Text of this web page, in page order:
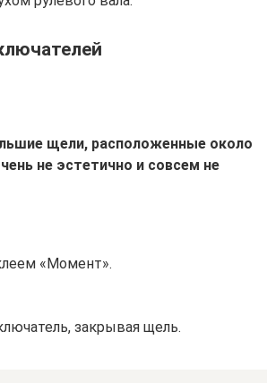
щели, расположенные около
не эстетично и совсем не
«Момент».
закрывая щель.